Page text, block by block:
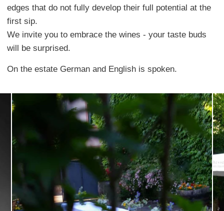
edges that do not fully develop their full potential at the
first sip.
We invite you to embrace the wines - your taste buds
will be surprised.
On the estate German and English is spoken.